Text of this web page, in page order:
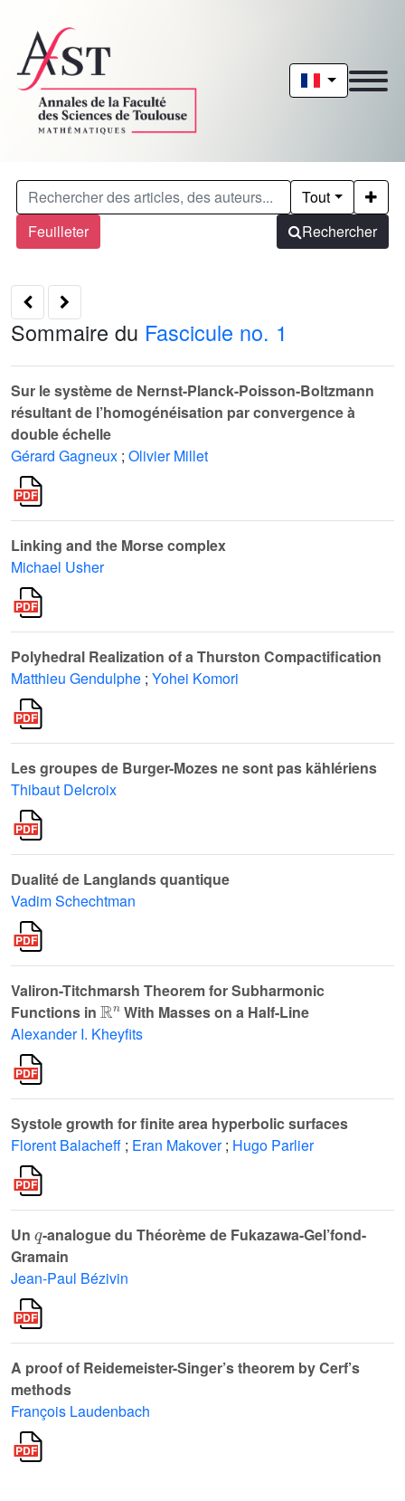
Feuilleter
Tout
Rechercher
Sommaire du Fascicule no. 1
Sur le système de Nernst-Planck-Poisson-Boltzmann
résultant de l’homogénéisation par convergence à
double échelle
Gérard Gagneux ; Olivier Millet
Linking and the Morse complex
Michael Usher
Polyhedral Realization of a Thurston Compactification
Matthieu Gendulphe ; Yohei Komori
Les groupes de Burger-Mozes ne sont pas kählériens
Thibaut Delcroix
Dualité de Langlands quantique
Vadim Schechtman
Valiron-Titchmarsh Theorem for Subharmonic
Functions in
ℝn
With Masses on a Half-Line
Alexander I. Kheyfits
Systole growth for finite area hyperbolic surfaces
Florent Balacheff ; Eran Makover ; Hugo Parlier
Un -analogue du Théorème de Fukazawa-Gel’fond-
Gramain
Jean-Paul Bézivin
A proof of Reidemeister-Singer’s theorem by Cerf’s
methods
François Laudenbach